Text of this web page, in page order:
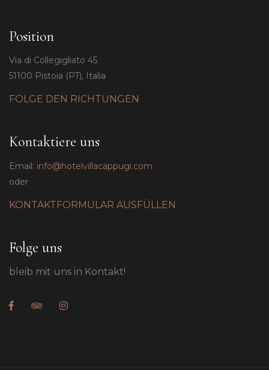
Position
Via di Collegigliato 45
51100 Pistoia (PT), Italia
FOLGE DEN RICHTUNGEN
Kontaktiere uns
Email: info@hotelvillacappugi.com
oder
KONTAKTFORMULAR AUSFÜLLEN
Folge uns
bleib mit uns in Kontakt!